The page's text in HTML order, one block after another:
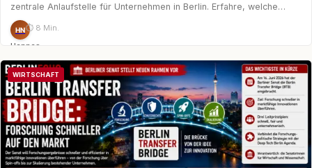
zentrale Anlaufstelle für Unternehmen in Berlin. Erfahre, welche…
HN
Hannes
Nagel
⏱ 8 Min.
WIRTSCHAFT